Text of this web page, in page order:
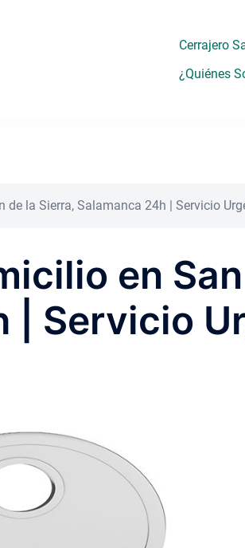
Cerrajero
¿Quiénes
de la Sierra, Salamanca 24h | Servicio
en
| Servicio